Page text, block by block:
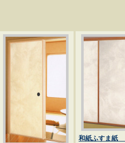
和紙ふすま紙